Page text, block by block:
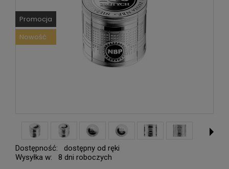
Promocja
Nowość
Dostępność:
dostępny od ręki
Wysyłka w:
8 dni roboczych